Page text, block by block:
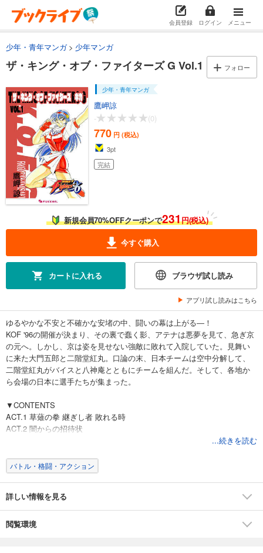
会員登録 ログイン メニュー
少年・青年マンガ 少年マンガ
ザ・キング・オブ・ファイターズ G Vol.1 フォロー
少年・青年マンガ
鷹岬諒
-
(0)
770 円 (税込)
3pt
完結
新規会員70%OFFクーポンで231円(税込)
今すぐ購入
カートに入れる ブラウザ試し読み
アプリ試し読みはこちら
ゆるやかな不安と不確かな安堵の中、闘いの幕は上がる―！
KOF '96の開催が決まり、その裏で蠢く影、アテナは悪夢を見て、急ぎ京
の元へ。しかし、京は姿を見せない強敵に敗れて入院していた。見舞い
に来た大門五郎と二階堂紅丸。口論の末、日本チームは空中分解して、
二階堂紅丸がバイスと八神庵とともにチームを組んだ。そして、各地か
ら会場の日本に選手たちが集まった。
▼CONTENTS
ACT.1 草薙の拳 継ぎし者 敗れる時
ACT.2 闇からの招待状
巻末4コマ劇場
...続きを読む
バトル・格闘・アクション
詳しい情報を見る
閲覧環境